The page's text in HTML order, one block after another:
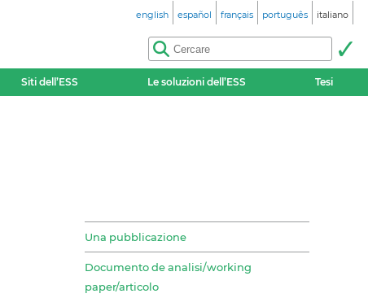
english español français português italiano
Siti dell’ESS Le soluzioni dell’ESS Tesi
Una pubblicazione
Documento de analisi/working
paper/articolo